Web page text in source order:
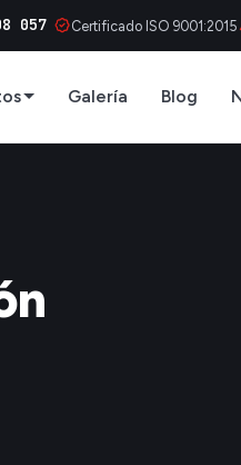
057 Certificado ISO 9001:2015
Galería Blog